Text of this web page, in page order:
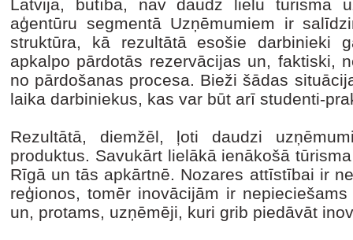
Latvijā, būtībā, nav daudz lielu tūrisma
aģentūru segmentā Uzņēmumiem ir
struktūra, kā rezultātā esošie darbinieki
apkalpo pārdotās rezervācijas un, faktiski,
no pārdošanas procesa. Bieži šādas
laika darbiniekus, kas var būt arī studenti-
Rezultātā, diemžēl, ļoti daudzi
produktus. Savukārt lielākā ienākošā
Rīgā un tās apkārtnē. Nozares attīstībai ir
reģionos, tomēr inovācijām ir
un, protams, uzņēmēji, kuri grib piedāvāt